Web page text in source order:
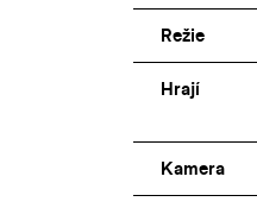
Režie
Hrají
Kamera